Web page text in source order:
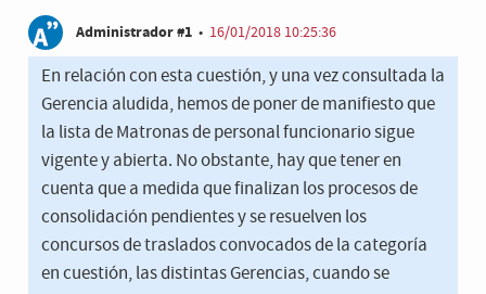
Administrador #1 • 16/01/2018 10:25:36
En relación con esta cuestión, y una vez consultada la
Gerencia aludida, hemos de poner de manifiesto que
la lista de Matronas de personal funcionario sigue
vigente y abierta. No obstante, hay que tener en
cuenta que a medida que finalizan los procesos de
consolidación pendientes y se resuelven los
concursos de traslados convocados de la categoría
en cuestión, las distintas Gerencias, cuando se